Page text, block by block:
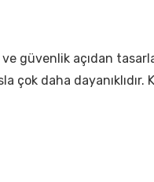
güvenlik açıdan
çok daha dayanıklıdır.